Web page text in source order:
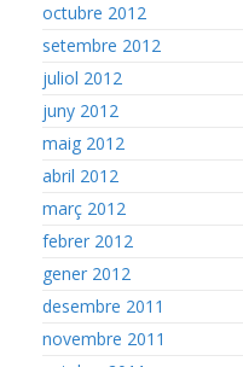
octubre 2012
setembre 2012
juliol 2012
juny 2012
maig 2012
abril 2012
març 2012
febrer 2012
gener 2012
desembre 2011
novembre 2011